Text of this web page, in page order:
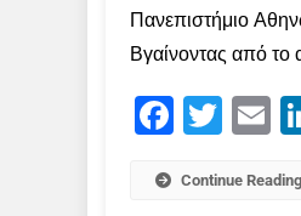
Πανεπιστήμιο
Βγαίνοντας από το
Facebook
Twitter
Continue Reading